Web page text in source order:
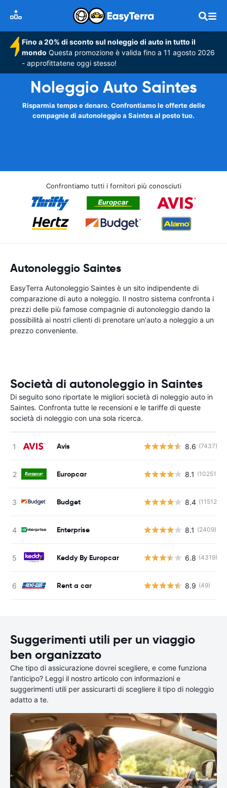
Fino a 20% di sconto sul noleggio di auto in tutto il
mondo Questa promozione è valida fino a 11 agosto 2026
- approfittatene oggi stesso!
Noleggio Auto Saintes
Risparmia tempo e denaro. Confrontiamo le offerte delle
compagnie di autonoleggio a Saintes al posto tuo.
Confrontiamo tutti i fornitori più conosciuti
Autonoleggio Saintes
EasyTerra Autonoleggio Saintes è un sito indipendente di
comparazione di auto a noleggio. Il nostro sistema confronta i
prezzi delle più famose compagnie di autonoleggio dando la
possibilità ai nostri clienti di prenotare un'auto a noleggio a un
prezzo conveniente.
Società di autonoleggio in Saintes
Di seguito sono riportate le migliori società di noleggio auto in
Saintes. Confronta tutte le recensioni e le tariffe di queste
società di noleggio con una sola ricerca.
Avis 8.6 (7437)
Europcar 8.1 (10251)
Budget 8.4 (11512)
Enterprise 8.1 (2409)
Keddy By Europcar 6.8 (4319)
Rent a car 8.9 (49)
Suggerimenti utili per un viaggio
ben organizzato
Che tipo di assicurazione dovrei scegliere, e come funziona
l'anticipo? Leggi il nostro articolo con informazioni e
suggerimenti utili per assicurarti di scegliere il tipo di noleggio
adatto a te.